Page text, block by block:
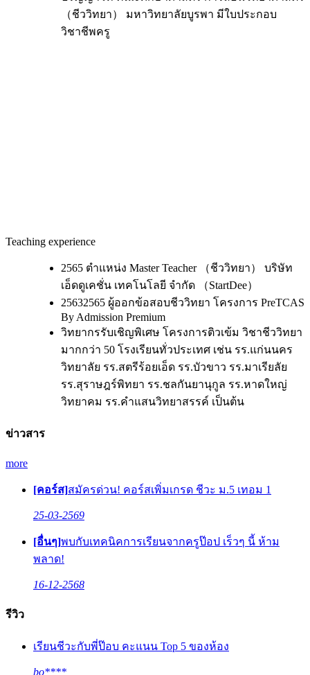
（ชีววิทยา） มหาวิทยาลัยบูรพา มีใบประกอบ
วิชาชีพครู
Teaching experience
2565 ตำแหน่ง Master Teacher （ชีววิทยา） บริษัท
เอ็ดดูเคชั่น เทคโนโลยี จำกัด （StartDee）
25632565 ผู้ออกข้อสอบชีววิทยา โครงการ PreTCAS
By Admission Premium
วิทยากรรับเชิญพิเศษ โครงการติวเข้ม วิชาชีววิทยา
มากกว่า 50 โรงเรียนทั่วประเทศ เช่น รร.แก่นนคร
วิทยาลัย รร.สตรีร้อยเอ็ด รร.บัวขาว รร.มาเรียลัย
รร.สุราษฎร์พิทยา รร.ชลกันยานุกูล รร.หาดใหญ่
วิทยาคม รร.คำแสนวิทยาสรรค์ เป็นต้น
ข่าวสาร
more
[คอร์ส]สมัครด่วน! คอร์สเพิ่มเกรด ชีวะ ม.5 เทอม 1
25-03-2569
[อื่นๆ]พบกับเทคนิคการเรียนจากครูป๊อป เร็วๆ นี้ ห้าม
พลาด!
16-12-2568
รีวิว
เรียนชีวะกับพี่ป๊อบ คะแนน Top 5 ของห้อง
bo****